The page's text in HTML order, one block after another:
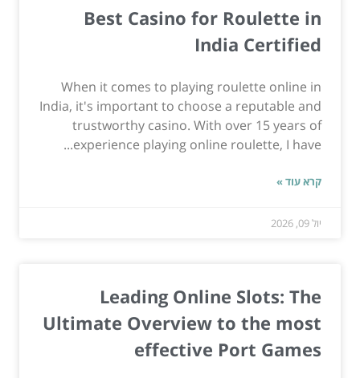
Best Casino for Roulette in
India Certified
When it comes to playing roulette online in
India, it's important to choose a reputable and
trustworthy casino. With over 15 years of
experience playing online roulette, I have...
קרא עוד »
יול 09, 2026
Leading Online Slots: The
Ultimate Overview to the most
effective Port Games